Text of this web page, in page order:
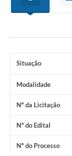
Telefones Úteis
Situação
Modalidade
Nº da Licitação
Nº do Edital
Nº do Processo